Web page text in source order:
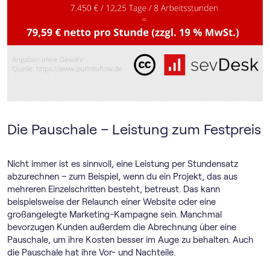
Die Pauschale – Leistung zum Festpreis
Nicht immer ist es sinnvoll, eine Leistung per Stundensatz
abzurechnen – zum Beispiel, wenn du ein Projekt, das aus
mehreren Einzelschritten besteht, betreust. Das kann
beispielsweise der Relaunch einer Website oder eine
großangelegte Marketing-Kampagne sein. Manchmal
bevorzugen Kunden außerdem die Abrechnung über eine
Pauschale, um ihre Kosten besser im Auge zu behalten. Auch
die Pauschale hat ihre Vor- und Nachteile.